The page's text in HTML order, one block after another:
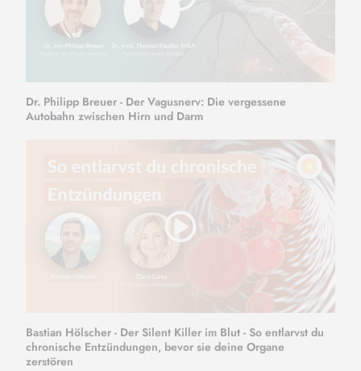
Dr. Philipp Breuer - Der Vagusnerv: Die vergessene
Autobahn zwischen Hirn und Darm
Bastian Hölscher - Der Silent Killer im Blut - So entlarvst du
chronische Entzündungen, bevor sie deine Organe
zerstören